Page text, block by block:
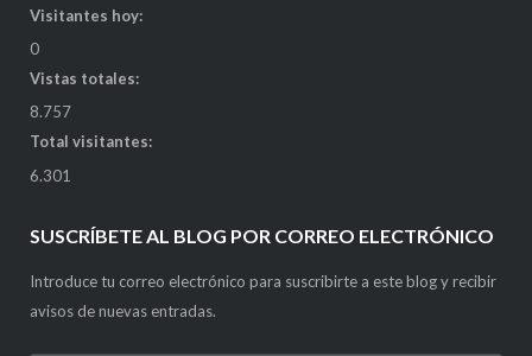
Visitantes hoy:
0
Vistas totales:
8.757
Total visitantes:
6.301
SUSCRÍBETE AL BLOG POR CORREO ELECTRÓNICO
Introduce tu correo electrónico para suscribirte a este blog y recibir
avisos de nuevas entradas.